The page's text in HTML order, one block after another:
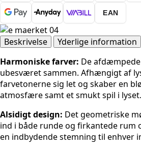
Rund
Jasper
Grøn
200
cm
antal
EAN
Beskrivelse
Yderlige information
Harmoniske farver: De
ubesværet sammen. Afhængigt af
farvetonerne sig let og skaber en
atmosfære samt et smukt spil i lyset.
Alsidigt design: Det geometriske
ind i både runde og firkantede rum
en indbydende stemning til enhver